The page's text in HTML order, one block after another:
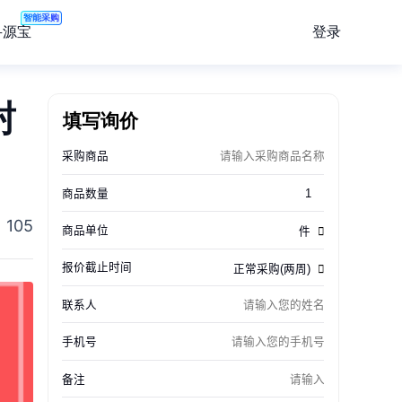
宝
智能采购
登录
105